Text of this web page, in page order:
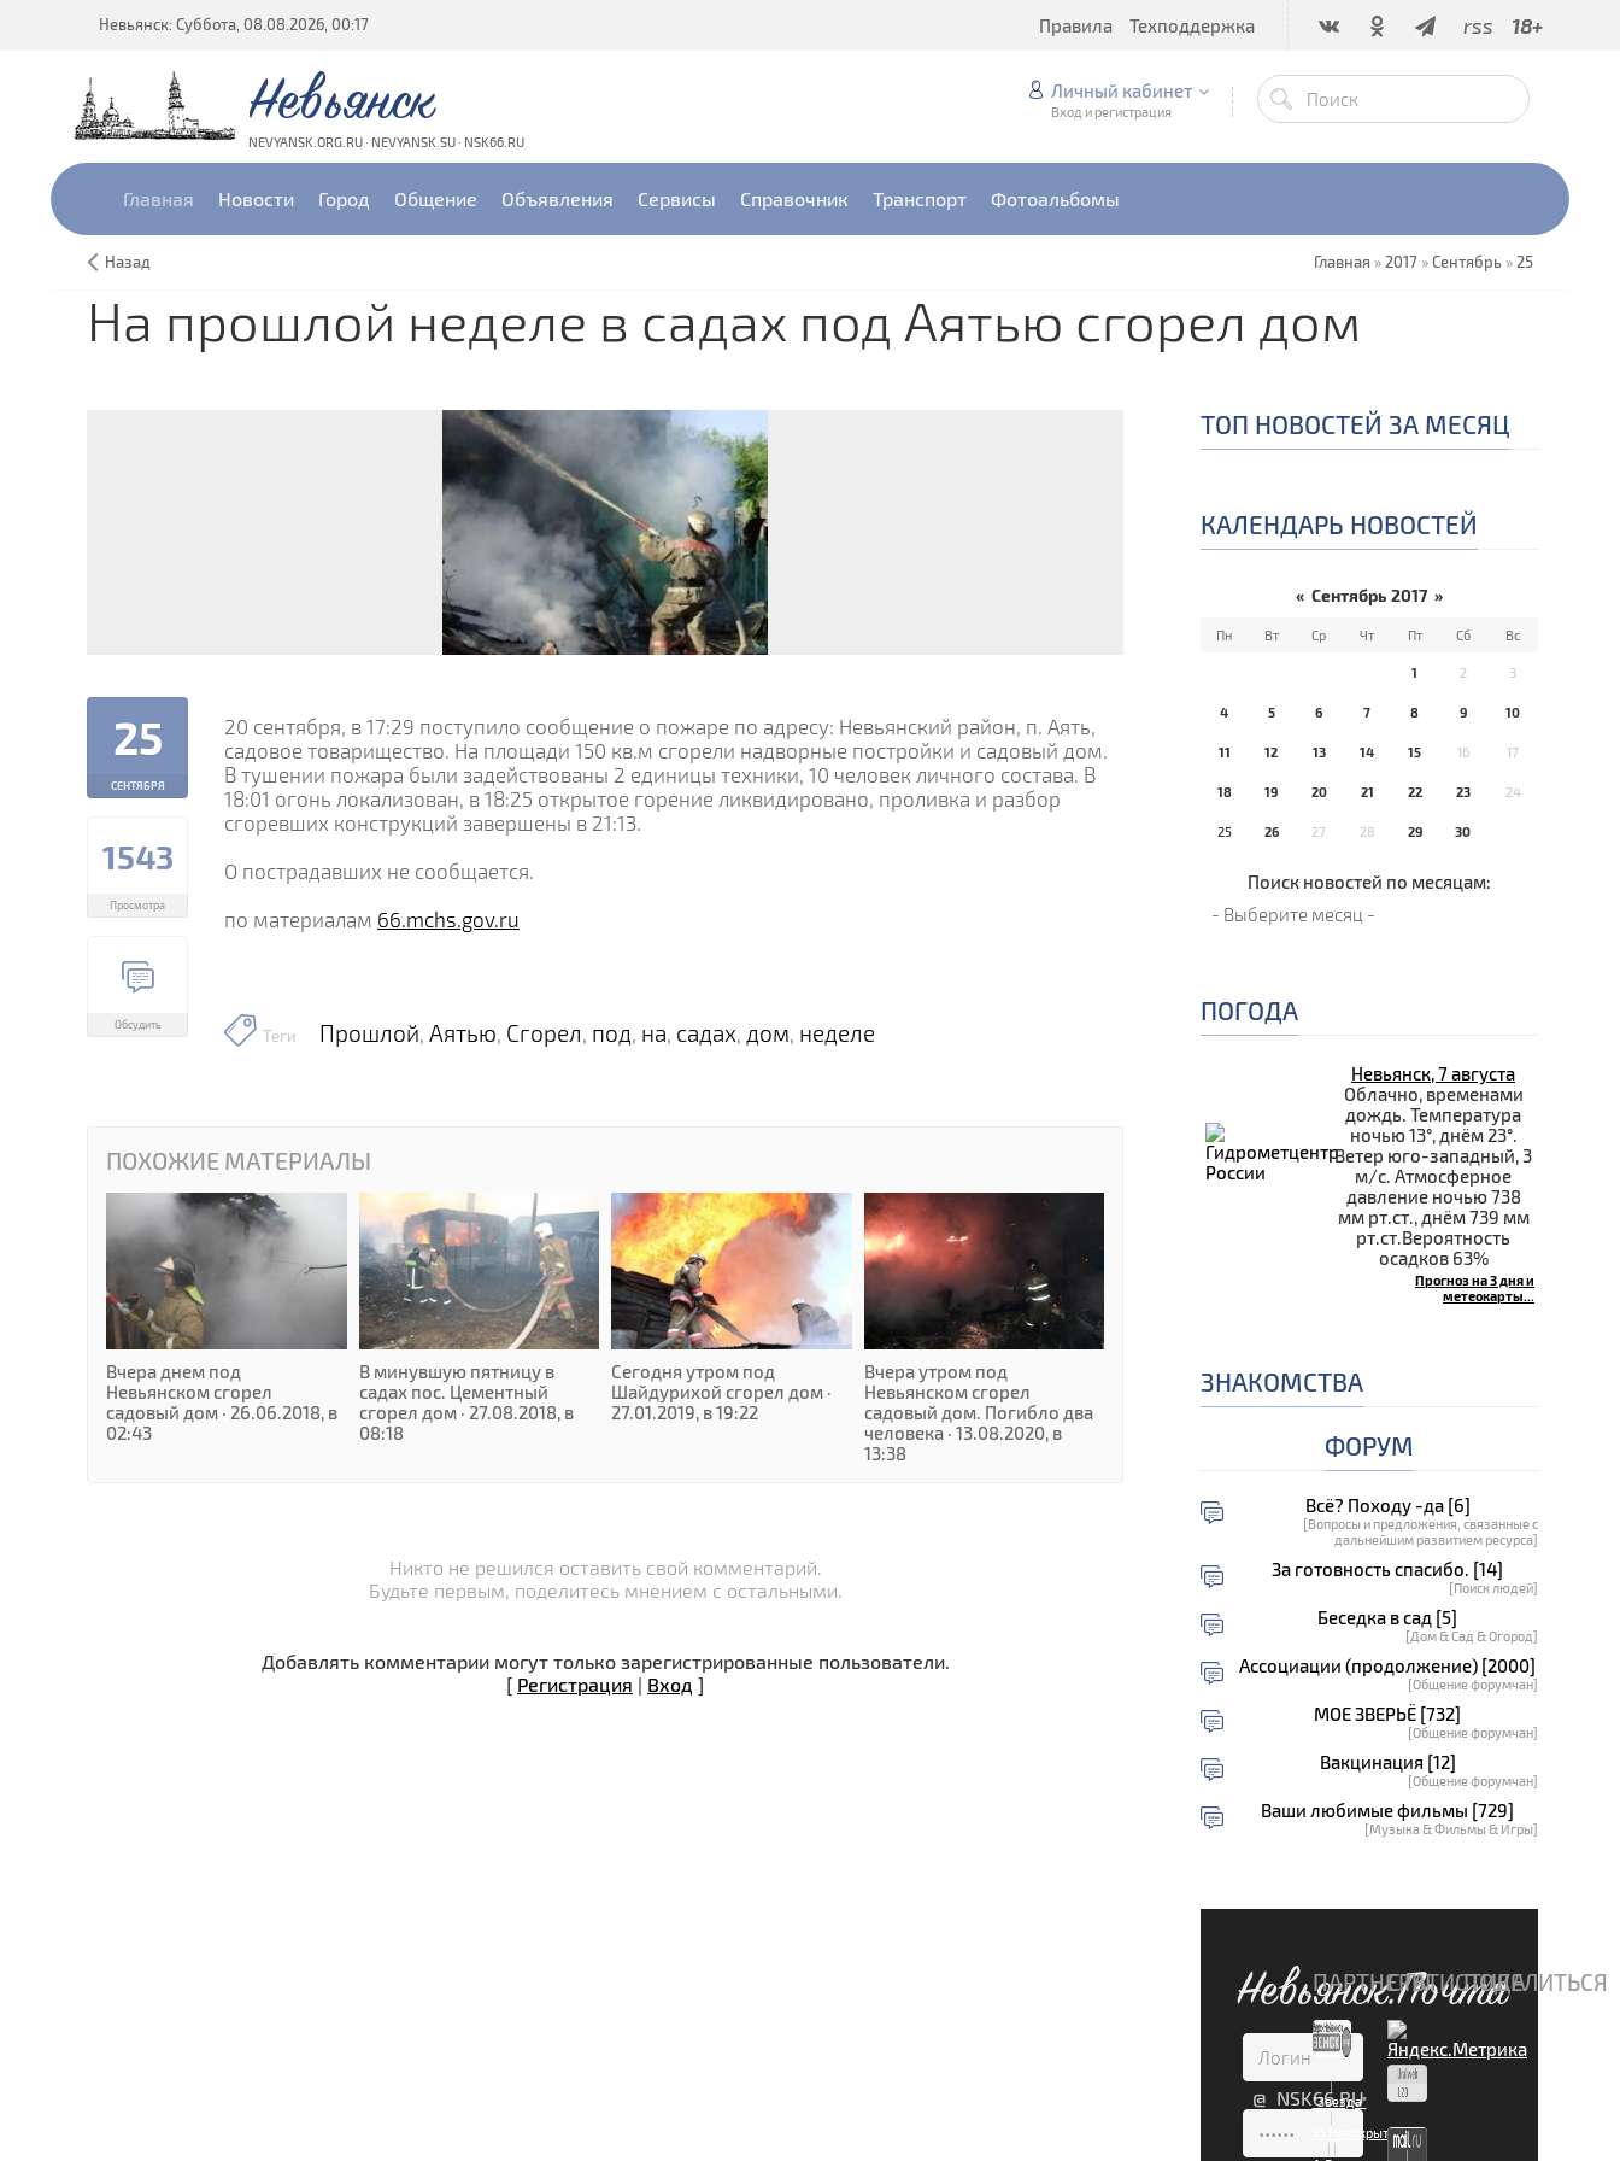
Невьянск: Суббота, 08.08.2026, 00:17 rss 18+
Правила Техподдержка
Невьянск
NEVYANSK.ORG.RU · NEVYANSK.SU · NSK66.RU
Личный кабинет
Вход и регистрация
Главная Новости Город Общение Объявления Сервисы Справочник Транспорт Фотоальбомы
Назад Главная » 2017 »Сентябрь » 25
На прошлой неделе в садах под Аятью сгорел дом
25
СЕНТЯБРЯ
1543
Просмотра
Обсудить
20 сентября, в 17:29 поступило сообщение о пожаре по адресу: Невьянский район, п. Аять,
садовое товарищество. На площади 150 кв.м сгорели надворные постройки и садовый дом.
В тушении пожара были задействованы 2 единицы техники, 10 человек личного состава. В
18:01 огонь локализован, в 18:25 открытое горение ликвидировано, проливка и разбор
сгоревших конструкций завершены в 21:13.
О пострадавших не сообщается.
по материалам 66.mchs.gov.ru
Теги Прошлой, Аятью, Сгорел, под, на, садах, дом, неделе
ПОХОЖИЕ МАТЕРИАЛЫ
Вчера днем под
Невьянском сгорел
садовый дом · 26.06.2018, в
02:43
В минувшую пятницу в
садах пос. Цементный
сгорел дом · 27.08.2018, в
08:18
Сегодня утром под
Шайдурихой сгорел дом ·
27.01.2019, в 19:22
Вчера утром под
Невьянском сгорел
садовый дом. Погибло два
человека · 13.08.2020, в
13:38
Никто не решился оставить свой комментарий.
Будьте первым, поделитесь мнением с остальными.
Добавлять комментарии могут только зарегистрированные пользователи.
[ Регистрация | Вход ]
ТОП НОВОСТЕЙ ЗА МЕСЯЦ
КАЛЕНДАРЬ НОВОСТЕЙ
« Сентябрь 2017 »
Пн Вт Ср Чт Пт Сб Вс
1 2 3
4 5 6 7 8 9 10
11 12 13 14 15 16 17
18 19 20 21 22 23 24
25 26 27 28 29 30
Поиск новостей по месяцам:
ПОГОДА
Невьянск, 7 августа
Облачно, временами
дождь. Температура
ночью 13°, днём 23°.
Ветер юго-западный, 3
м/с. Атмосферное
давление ночью 738
мм рт.ст., днём 739 мм
рт.ст.Вероятность
осадков 63%
Прогноз на 3 дня и
метеокарты...
ЗНАКОМСТВА
ФОРУМ
Всё? Походу -да [6]
[Вопросы и предложения, связанные с
дальнейшим развитием ресурса]
За готовность спасибо. [14]
[Поиск людей]
Беседка в сад [5]
[Дом & Сад & Огород]
Ассоциации (продолжение) [2000]
[Общение форумчан]
МОЕ ЗВЕРЬЁ [732]
[Общение форумчан]
Вакцинация [12]
[Общение форумчан]
Ваши любимые фильмы [729]
[Музыка & Фильмы & Игры]
Невьянск.Почта
@ NSK66.RU
ПАРТНЕРЫ
|
"Звезда"
|
Ю.Непокрытая
| |
СТАТИСТИКАПОДЕЛИТЬСЯ